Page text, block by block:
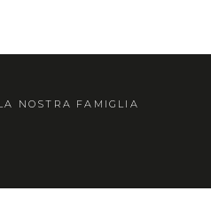
NOSTRA FAMIGLIA